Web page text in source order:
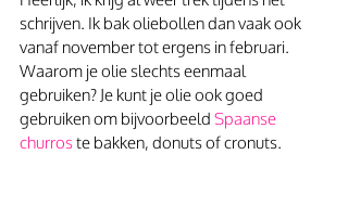
schrijven. Ik bak oliebollen dan vaak ook
vanaf november tot ergens in februari.
Waarom je olie slechts eenmaal
gebruiken? Je kunt je olie ook goed
gebruiken om bijvoorbeeld Spaanse
churros te bakken, donuts of cronuts.